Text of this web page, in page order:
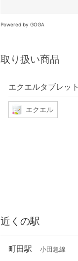
Powered by GOGA
取り扱い商品
エクエルタブレット
エクエル
近くの駅
町田駅 小田急線